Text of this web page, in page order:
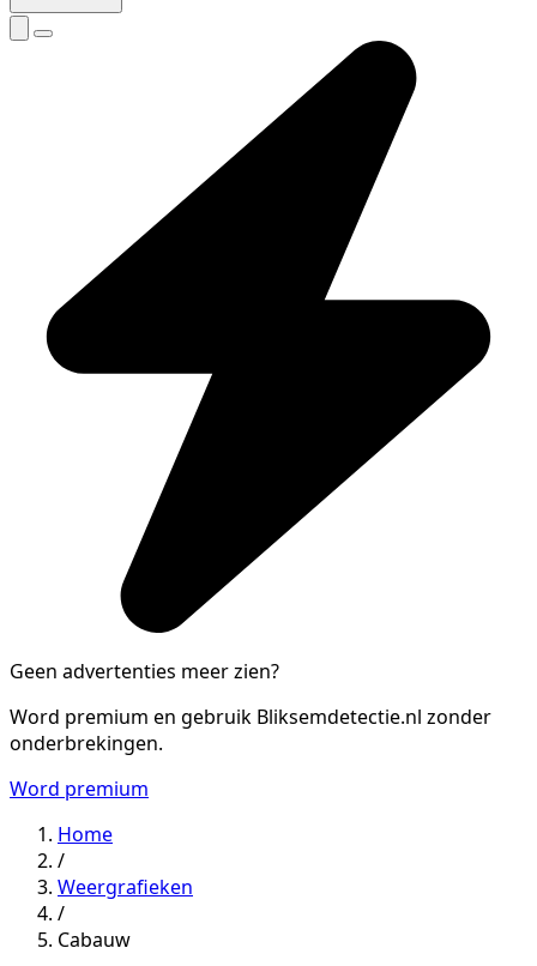
Geen advertenties meer zien?
Word premium en gebruik Bliksemdetectie.nl zonder
onderbrekingen.
Word premium
Home
/
Weergrafieken
/
Cabauw